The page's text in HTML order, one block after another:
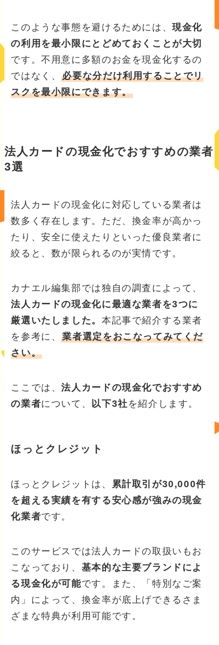
このような事態を避けるためには、現金化
の利用を最小限にとどめておくことが大切
です。不用意に多額のお金を現金化するの
ではなく、必要な分だけ利用することでリ
スクを最小限にできます。
法人カードの現金化でおすすめの業者
3選
法人カードの現金化に対応している業者は
数多く存在します。ただ、換金率が高かっ
たり、安全に使えたりといった優良業者に
絞ると、数が限られるのが実情です。
カナエル編集部では独自の調査によって、
法人カードの現金化に最適な業者を3つに
厳選いたしました。 本記事で紹介する業者
を参考に、業者選定をおこなってみてくだ
さい。
ここでは、法人カードの現金化でおすすめ
の業者について、 以下3社を紹介します。
ほっとクレジット
ほっとクレジットは、
累計取引が30,000件
を超える実績を有する安心感が強みの現金
化業者です。
このサービスでは法人カードの取扱いもお
こなっており、 基本的な主要ブランドによ
る現金化が可能です。また、「特別なご案
内」によって、換金率が底上げできるさま
ざまな特典が利用可能です。